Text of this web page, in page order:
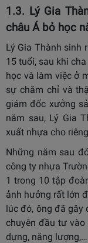
1.3. Lý Gia
châu Á bỏ học
Lý Gia Thành sinh
15 tuổi, sau khi
học và làm việc ở
sự chăm chỉ và
giám đốc xưởng
năm sau, Lý Gia
xuất nhựa cho
Những năm sau
công ty nhựa
1 trong 10 tập
ảnh hưởng rất lớn
lúc đó, ông đã gây
chuyên đầu tư
dựng, năng lượng,…